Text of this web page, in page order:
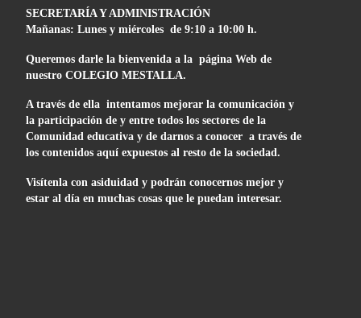
SECRETARÍA Y ADMINISTRACIÓN
Mañanas: Lunes y miércoles de 9:10 a 10:00 h.
Queremos darle la bienvenida a la página Web de
nuestro COLEGIO MESTALLA.
A través de ella intentamos mejorar la comunicación y
la participación de y entre todos los sectores de la
Comunidad educativa y de darnos a conocer a través de
los contenidos aquí expuestos al resto de la sociedad.
Visítenla con asiduidad y podrán conocernos mejor y
estar al día en muchas cosas que le puedan interesar.